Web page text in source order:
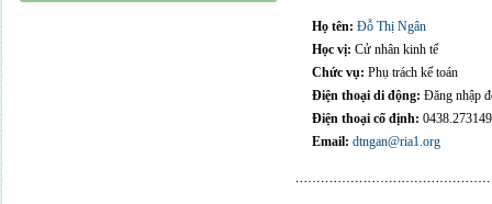
Họ tên: Đỗ Thị Ngân
Học vị: Cử nhân kinh tế
Chức vụ: Phụ trách kế toán
Điện thoại di động: Đăng nhập
Điện thoại cố định: 0438.273149
Email: dtngan@ria1.org